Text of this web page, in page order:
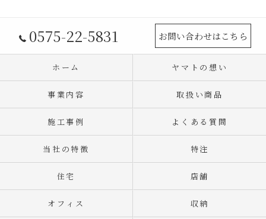
0575-22-5831 お問い合わせはこちら
ホーム ヤマトの想い
事業内容 取扱い商品
施工事例 よくある質問
当社の特徴 特注
住宅 店舗
オフィス 収納